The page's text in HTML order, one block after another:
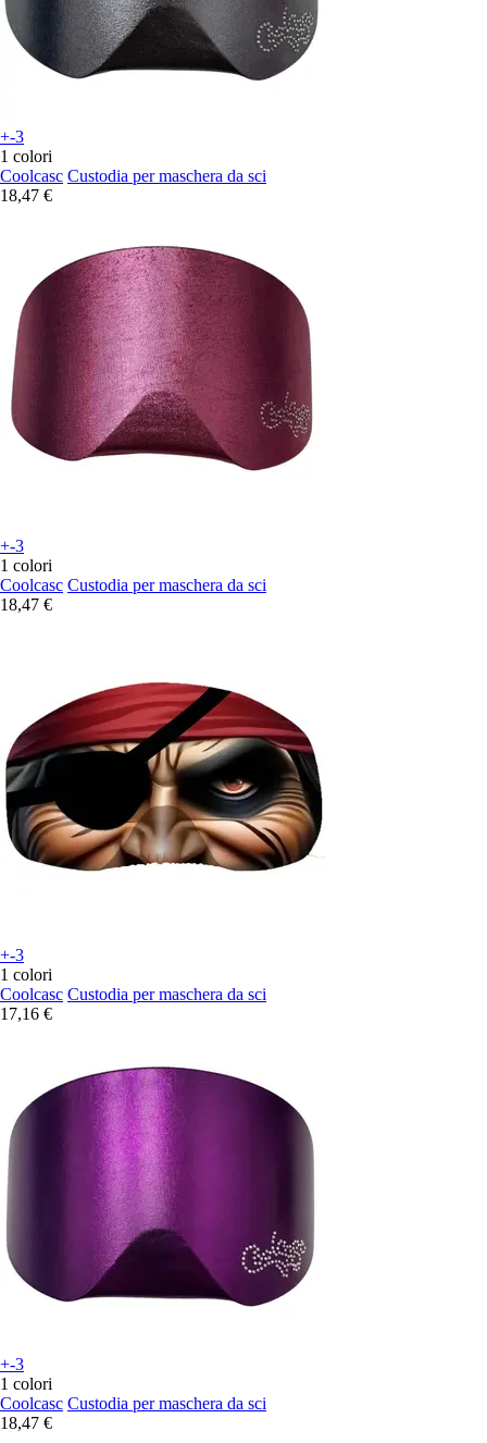
+-3
1 colori
Coolcasc Custodia per maschera da sci
18,47 €
+-3
1 colori
Coolcasc Custodia per maschera da sci
18,47 €
+-3
1 colori
Coolcasc Custodia per maschera da sci
17,16 €
+-3
1 colori
Coolcasc Custodia per maschera da sci
18,47 €